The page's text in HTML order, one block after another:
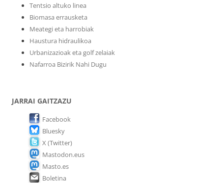
Tentsio altuko linea
Biomasa errausketa
Meategi eta harrobiak
Haustura hidraulikoa
Urbanizazioak eta golf zelaiak
Nafarroa Bizirik Nahi Dugu
JARRAI GAITZAZU
Facebook
Bluesky
X (Twitter)
Mastodon.eus
Masto.es
Boletina